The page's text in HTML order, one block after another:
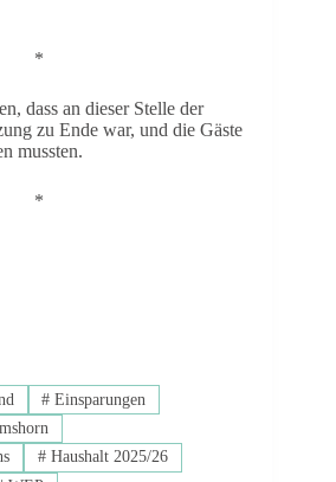
*
dass an dieser Stelle der
zu Ende war, und die Gäste
mussten.
*
# Einsparungen
#Haushalt 2025/26